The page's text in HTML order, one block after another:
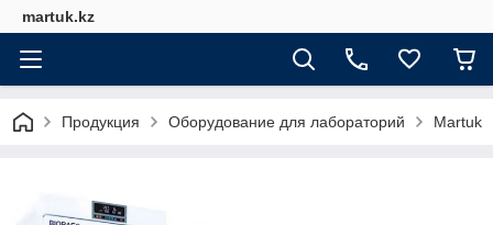
martuk.kz
Продукция Оборудование для лабораторий Martuk